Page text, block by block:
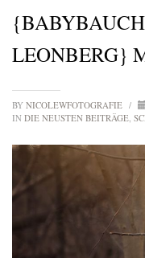
LEONBERG}
BY NICOLEWFOTOGRAFIE /
IN DIE NEUSTEN BEITRÄGE,